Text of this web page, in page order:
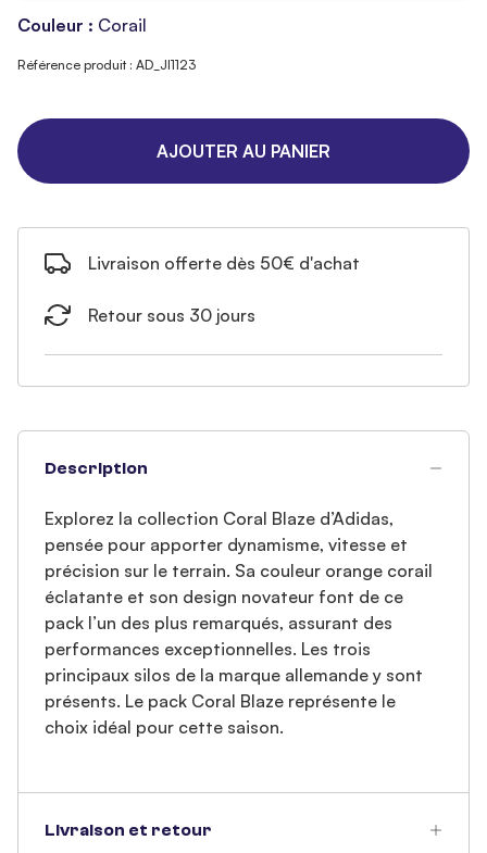
Couleur : Corail
Référence produit : AD_JI1123
AJOUTER AU PANIER
Livraison offerte dès 50€ d'achat
Retour sous 30 jours
Description
Explorez la collection Coral Blaze d’Adidas,
pensée pour apporter dynamisme, vitesse et
précision sur le terrain. Sa couleur orange corail
éclatante et son design novateur font de ce
pack l’un des plus remarqués, assurant des
performances exceptionnelles. Les trois
principaux silos de la marque allemande y sont
présents. Le pack Coral Blaze représente le
choix idéal pour cette saison.
Livraison et retour